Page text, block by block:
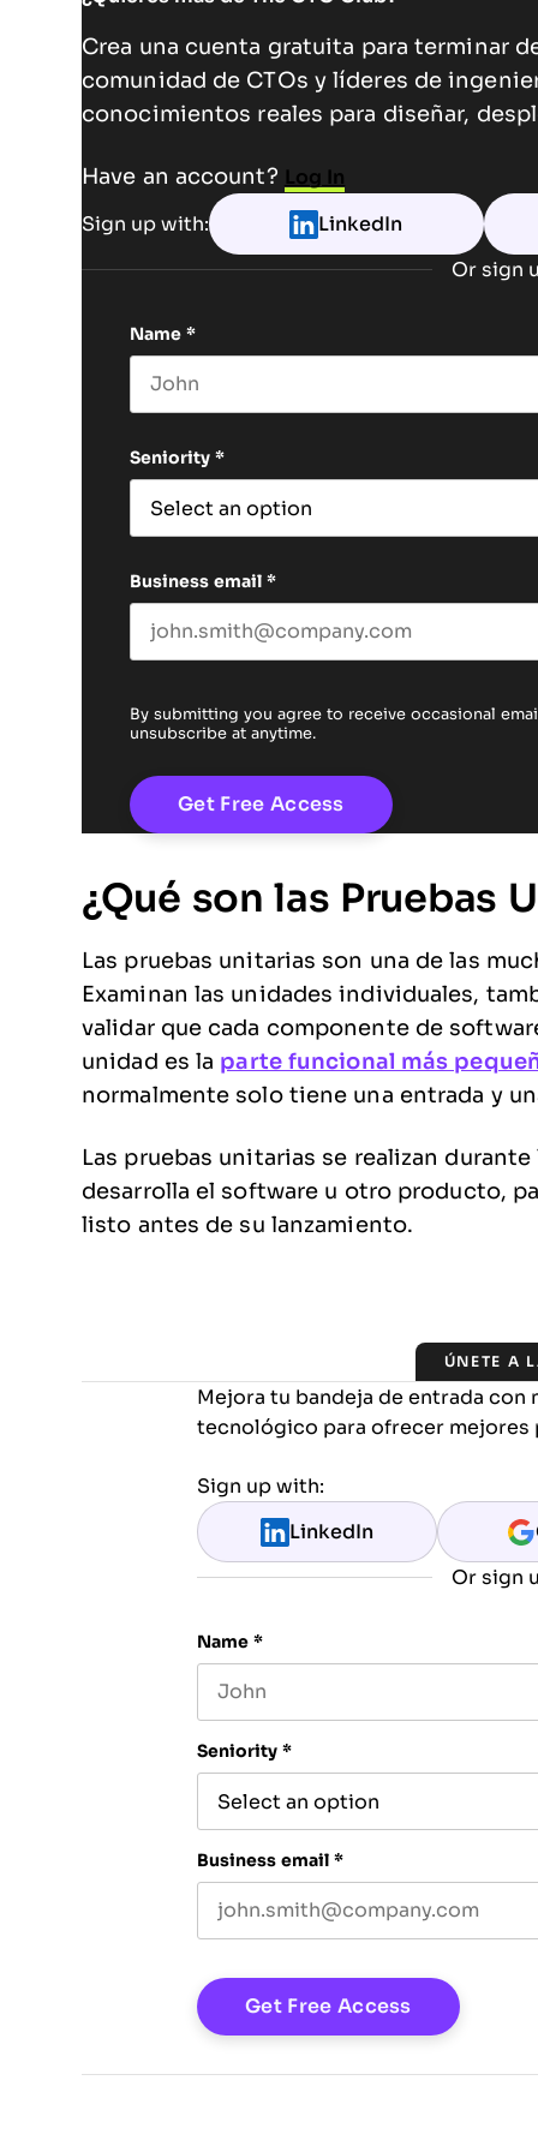
Crea una cuenta gratuita para terminar
comunidad de CTOs y líderes de
conocimientos reales para diseñar,
Have an account? Log In
Sign up with: LinkedIn
Or sign
Name *
Seniority *
Business email *
By submitting you agree to receive occasional
unsubscribe at anytime.
¿Qué son las Pruebas
Las pruebas unitarias son una de las
Examinan las unidades individuales,
validar que cada componente de
unidad es la parte funcional más
normalmente solo tiene una entrada y
Las pruebas unitarias se realizan
desarrolla el software u otro producto,
listo antes de su lanzamiento.
ÚNETE A
Mejora tu bandeja de entrada con
tecnológico para ofrecer mejores
Sign up with:
LinkedIn
Or sign
Name *
Seniority *
Business email *